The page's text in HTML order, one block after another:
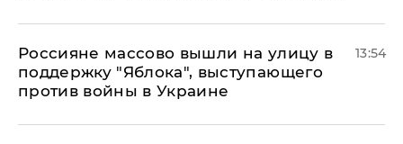
Россияне массово вышли на улицу в
поддержку "Яблока", выступающего
против войны в Украине
13:54